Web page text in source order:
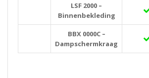
LSF 2000 –
Binnenbekleding
BBX 0000C –
Dampschermkraag